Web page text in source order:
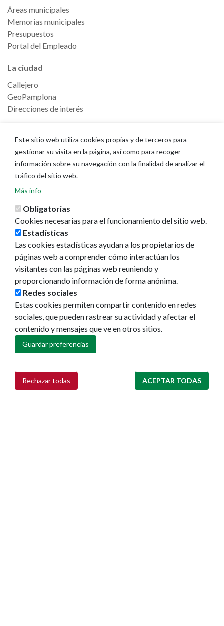
Áreas municipales
Memorias municipales
Presupuestos
Portal del Empleado
La ciudad
Callejero
GeoPamplona
Direcciones de interés
Descubre Pamplona
Planifica tu viaje
Actualidad
Eventos
Redes sociales
Ruedas de prensa
Este sitio web utiliza cookies propias y de terceros para
gestionar su visita en la página, así como para recoger
información sobre su navegación con la finalidad de analizar el
tráfico del sitio web.
Más info
Obligatorias
Cookies necesarias para el funcionamiento del sitio web.
Estadísticas
Las cookies estadísticas ayudan a los propietarios de
páginas web a comprender cómo interactúan los
visitantes con las páginas web reuniendo y
proporcionando información de forma anónima.
Redes sociales
Estas cookies permiten compartir contenido en redes
sociales, que pueden rastrear su actividad y afectar el
contenido y mensajes que ve en otros sitios.
Guardar preferencias
Rechazar todas ACEPTAR TODAS
Retirar consentimiento